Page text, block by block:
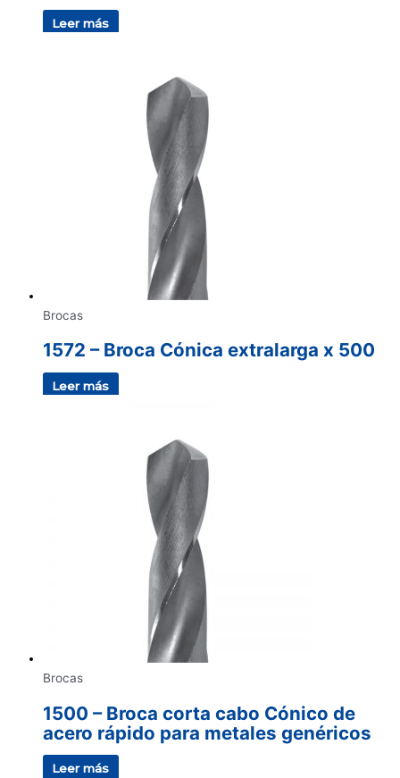
Leer más
Brocas
1572 – Broca Cónica extralarga x 500
Leer más
Brocas
1500 – Broca corta cabo Cónico de
acero rápido para metales genéricos
Leer más